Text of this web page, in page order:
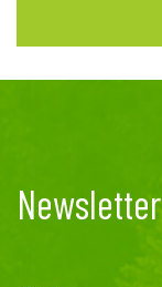
Newsletter